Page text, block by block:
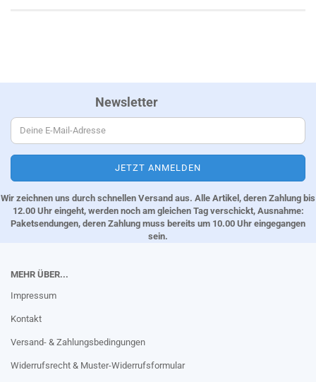
Newsletter
Wir zeichnen uns durch schnellen Versand aus. Alle Artikel, deren Zahlung bis
12.00 Uhr eingeht, werden noch am gleichen Tag verschickt, Ausnahme:
Paketsendungen, deren Zahlung muss bereits um 10.00 Uhr eingegangen
sein.
MEHR ÜBER...
Impressum
Kontakt
Versand- & Zahlungsbedingungen
Widerrufsrecht & Muster-Widerrufsformular